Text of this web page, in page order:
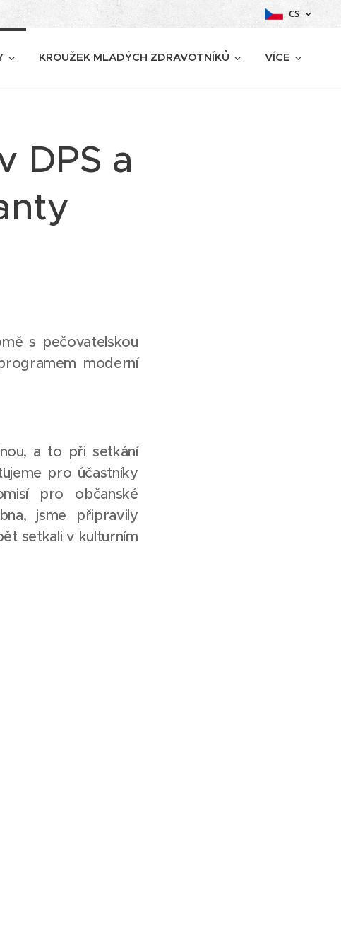
CS
KROUŽEK MLADÝCH ZDRAVOTNÍKŮ VÍCE
DPS a
s pečovatelskou
moderní
a to při setkání
pro účastníky
pro občanské
jsme připravily
setkali v kulturním